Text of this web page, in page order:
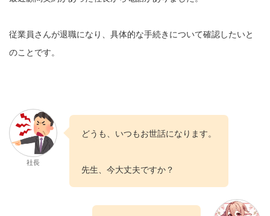
従業員さんが退職になり、具体的な手続きについて確認したいと
のことです。
社長
どうも、いつもお世話になります。
先生、今大丈夫ですか？